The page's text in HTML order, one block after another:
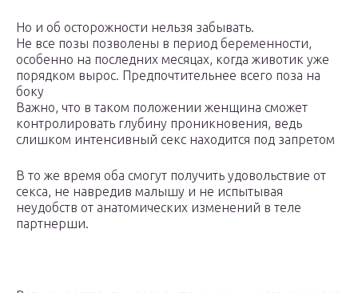
Но и об осторожности нельзя забывать.
Не все позы позволены в период беременности,
особенно на последних месяцах, когда животик уже
порядком вырос. Предпочтительнее всего поза на
боку
Важно, что в таком положении женщина сможет
контролировать глубину проникновения, ведь
слишком интенсивный секс находится под запретом
В то же время оба смогут получить удовольствие от
секса, не навредив малышу и не испытывая
неудобств от анатомических изменений в теле
партнерши.